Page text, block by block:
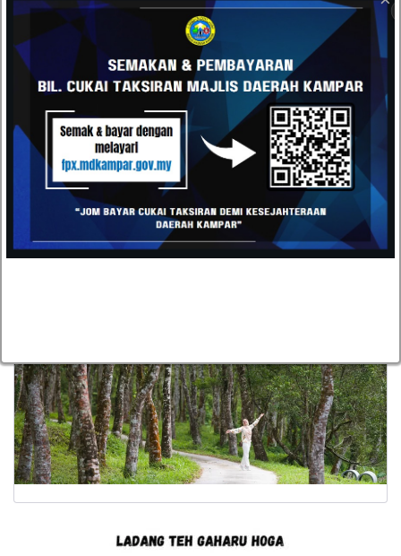
makanan dan minuman, kayu Gaharu, kosmetik dan
kecantikan dan sebagainya.
SUMBER RUJUKAN
Unit Perhubungan Korporat dan Pelancongan, Majlis
Daerah Kampar
Encik Nichlaus Ho, Pengurus Besar Ladang Teh Gaharu,
Gopeng